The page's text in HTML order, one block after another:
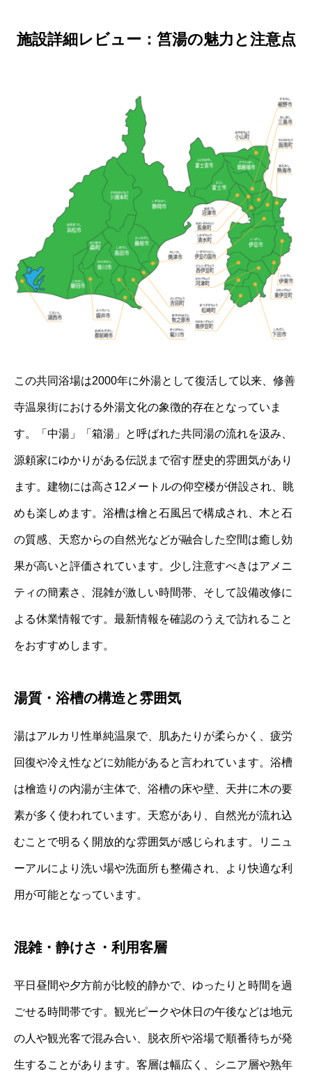
施設詳細レビュー：筥湯の魅力と注意点
この共同浴場は2000年に外湯として復活して以来、修善
寺温泉街における外湯文化の象徴的存在となっていま
す。「中湯」「箱湯」と呼ばれた共同湯の流れを汲み、
源頼家にゆかりがある伝説まで宿す歴史的雰囲気があり
ます。建物には高さ12メートルの仰空楼が併設され、眺
めも楽しめます。浴槽は檜と石風呂で構成され、木と石
の質感、天窓からの自然光などが融合した空間は癒し効
果が高いと評価されています。少し注意すべきはアメニ
ティの簡素さ、混雑が激しい時間帯、そして設備改修に
よる休業情報です。最新情報を確認のうえで訪れること
をおすすめします。
湯質・浴槽の構造と雰囲気
湯はアルカリ性単純温泉で、肌あたりが柔らかく、疲労
回復や冷え性などに効能があると言われています。浴槽
は檜造りの内湯が主体で、浴槽の床や壁、天井に木の要
素が多く使われています。天窓があり、自然光が流れ込
むことで明るく開放的な雰囲気が感じられます。リニュ
ーアルにより洗い場や洗面所も整備され、より快適な利
用が可能となっています。
混雑・静けさ・利用客層
平日昼間や夕方前が比較的静かで、ゆったりと時間を過
ごせる時間帯です。観光ピークや休日の午後などは地元
の人や観光客で混み合い、脱衣所や浴場で順番待ちが発
生することがあります。客層は幅広く、シニア層や熟年